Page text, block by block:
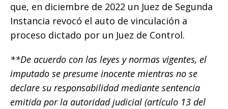
que, en diciembre de 2022 un Juez de Segunda
Instancia revocó el auto de vinculación a
proceso dictado por un Juez de Control.
**De acuerdo con las leyes y normas vigentes, el
imputado se presume inocente mientras no se
declare su responsabilidad mediante sentencia
emitida por la autoridad judicial (artículo 13 del